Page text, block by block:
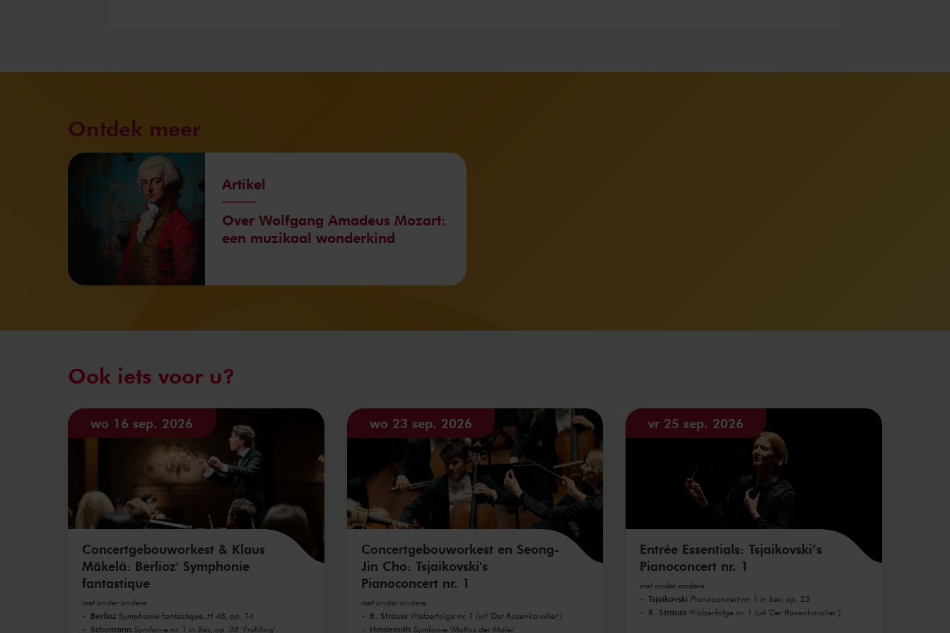
Ontdek meer
Artikel
Over Wolfgang Amadeus Mozart:
een muzikaal wonderkind
Ook iets voor u?
wo 16 sep. 2026
Concertgebouworkest & Klaus
Mäkelä: Berlioz' Symphonie
fantastique
met onder andere
Berlioz Symphonie fantastique, H 48, op. 14
Schumann Symfonie nr. 1 in Bes, op. 38 'Frühling'
wo 23 sep. 2026
Concertgebouworkest en Seong-
Jin Cho: Tsjaikovski's
Pianoconcert nr. 1
met onder andere
R. Strauss Walzerfolge nr. 1 (uit 'Der Rosenkavalier')
Hindemith Symfonie 'Mathis der Maler'
vr 25 sep. 2026
Entrée Essentials: Tsjaikovski’s
Pianoconcert nr. 1
met onder andere
Tsjaikovski Pianoconcert nr. 1 in bes, op. 23
R. Strauss Walzerfolge nr. 1 (uit 'Der Rosenkavalier')